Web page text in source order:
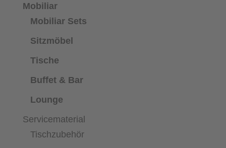
Mobiliar
Mobiliar Sets
Sitzmöbel
Tische
Buffet & Bar
Lounge
Servicematerial
Tischzubehör